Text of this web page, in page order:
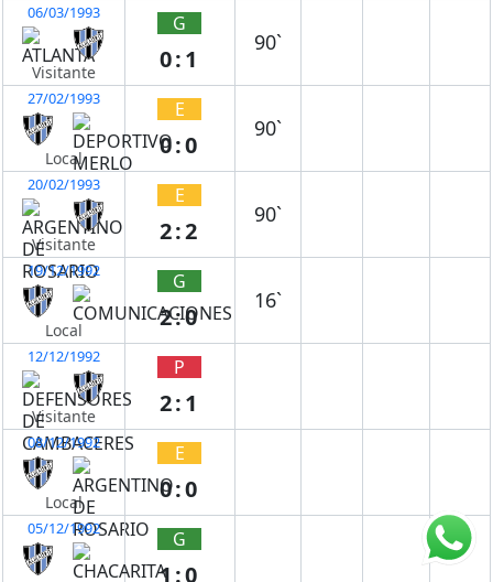
06/03/1993
Visitante
G
0:1
90`
27/02/1993
Local
E
0:0
90`
20/02/1993
Visitante
E
2:2
90`
19/12/1992
Local
G
2:0
16`
12/12/1992
Visitante
P
2:1
08/12/1992
Local
E
0:0
05/12/1992 G
1:0